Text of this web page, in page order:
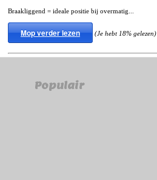
Braakliggend = ideale positie bij overmatig...
Mop verder lezen (Je hebt 18% gelezen)
Populair